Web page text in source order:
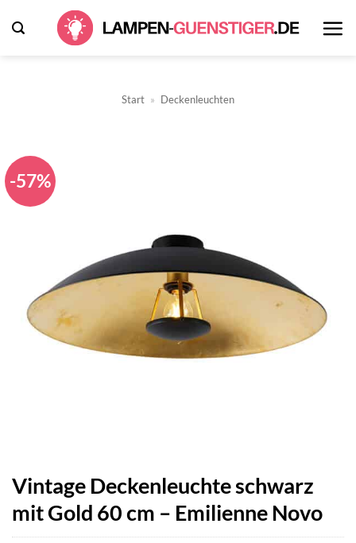
Inhalt
Start » Deckenleuchten
-57%
Vintage Deckenleuchte schwarz
mit Gold 60 cm – Emilienne Novo